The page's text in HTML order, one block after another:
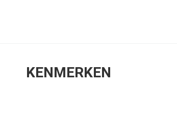
KENMERKEN